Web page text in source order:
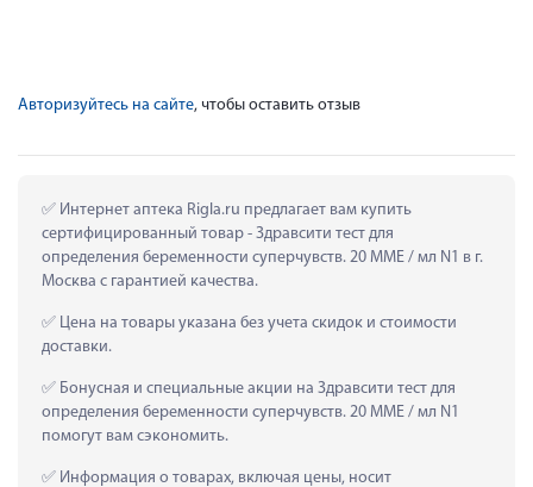
Авторизуйтесь на сайте, чтобы оставить отзыв
Интернет аптека Rigla.ru предлагает вам купить
сертифицированный товар - Здравсити тест для
определения беременности суперчувств. 20 ММЕ / мл N1 в г.
Москва с гарантией качества.
Цена на товары указана без учета скидок и стоимости
доставки.
Бонусная и специальные акции на Здравсити тест для
определения беременности суперчувств. 20 ММЕ / мл N1
помогут вам сэкономить.
Информация о товарах, включая цены, носит